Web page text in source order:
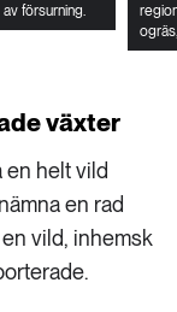
försurning.
växter
en helt vild
en rad
vild, inhemsk